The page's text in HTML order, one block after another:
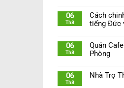
06
Th8
Cách
tiếng Đức
06
Th8
Quán
Phòng
06
Th8
Nhà Trọ